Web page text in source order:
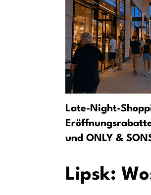
Late-Night-
und ONLY &
Lipsk: